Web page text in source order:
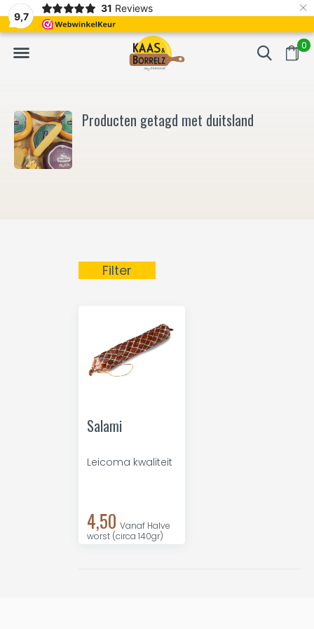
9,7
31 Reviews ×
0
Vers van het mes en gevacumeerd Vaak volgende
Producten getagd met duitsland
Filter
Salami
Leicoma kwaliteit
4,50 Vanaf Halve
worst (circa 140gr)